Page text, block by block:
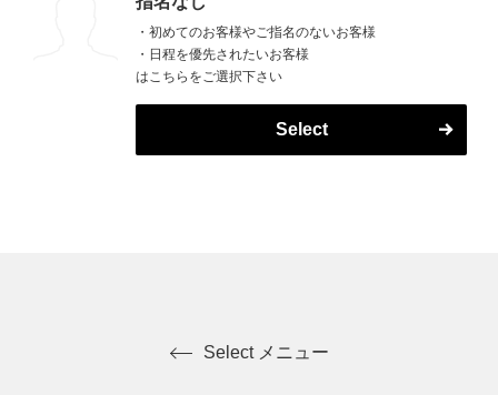
・初めてのお客様やご指名のないお客様
・日程を優先されたいお客様
はこちらをご選択下さい
Select
Select メニュー